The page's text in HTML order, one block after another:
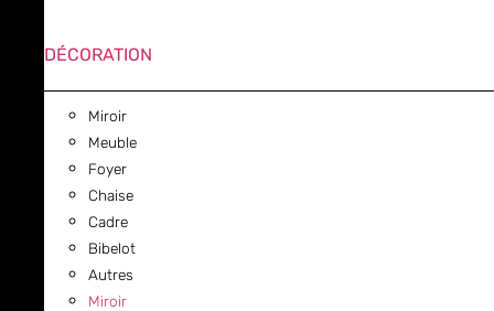
DÉCORATION
Miroir
Meuble
Foyer
Chaise
Cadre
Bibelot
Autres
Miroir